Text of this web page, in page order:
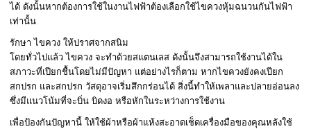
ได้ ดังนั้นหากต้องการใช้ในงานไฟฟ้าต้องเลือกใช้ไขควงหุ้มฉนวนกันไฟฟ้า
เท่านั้น
รักษา ไขควง ให้ปราศจากสนิม
โดยทั่วไปแล้ว ไขควง จะทำด้วยสแตนเลส ดังนั้นจึงสามารถใช้งานได้ใน
สภาวะที่เปียกชื้นโดยไม่มีปัญหา แต่อย่างไรก็ตาม หากไขควงยังคงเปียก
สกปรก และสกปรก วัสดุอาจเริ่มสึกกร่อนได้ สิ่งนี้ทำให้เพลาและปลายอ่อนลง
ซึ่งมีแนวโน้มที่จะบิ่น บิดงอ หรือหักในระหว่างการใช้งาน
เพื่อป้องกันปัญหานี้ ให้ใช้ผ้าหรือผ้าแห้งสะอาดเช็ดเครื่องมือของคุณหลังใช้